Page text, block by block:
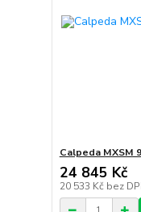
Calpeda MXSM
24 845 Kč
20 533 Kč bez